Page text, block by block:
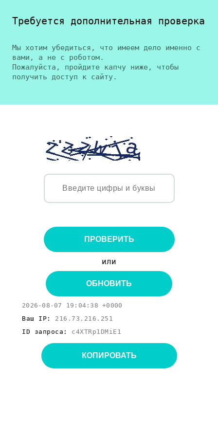
Требуется дополнительная проверка
Мы хотим убедиться, что имеем дело именно с
вами, а не с роботом.
Пожалуйста, пройдите капчу ниже, чтобы
получить доступ к сайту.
ПРОВЕРИТЬ
или
ОБНОВИТЬ
2026-08-07 19:04:38 +0000
Ваш IP: 216.73.216.251
ID запроса: c4XTRp1DMiE1
КОПИРОВАТЬ